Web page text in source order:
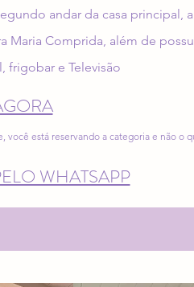
andar da casa principal,
Maria Comprida, além de
frigobar e Televisão
você está reservando a categoria e não o
WHATSAPP